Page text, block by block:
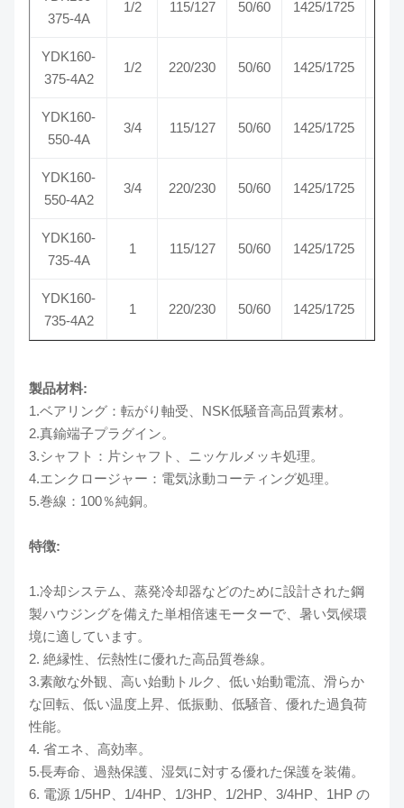
375-4A
1/2 115/127 50/60 1425/1725
YDK160-
375-4A2
1/2 220/230 50/60 1425/1725
YDK160-
550-4A
3/4 115/127 50/60 1425/1725
YDK160-
550-4A2
3/4 220/230 50/60 1425/1725
YDK160-
735-4A
1 115/127 50/60 1425/1725
YDK160-
735-4A2
1 220/230 50/60 1425/1725
製品材料:
1.ベアリング：転がり軸受、NSK低騒音高品質素材。
2.真鍮端子プラグイン。
3.シャフト：片シャフト、ニッケルメッキ処理。
4.エンクロージャー：電気泳動コーティング処理。
5.巻線：100％純銅。
特徴:
1.冷却システム、蒸発冷却器などのために設計された鋼
製ハウジングを備えた単相倍速モーターで、暑い気候環
境に適しています。
2. 絶縁性、伝熱性に優れた高品質巻線。
3.素敵な外観、高い始動トルク、低い始動電流、滑らか
な回転、低い温度上昇、低振動、低騒音、優れた過負荷
性能。
4. 省エネ、高効率。
5.長寿命、過熱保護、湿気に対する優れた保護を装備。
6. 電源 1/5HP、1/4HP、1/3HP、1/2HP、3/4HP、1HP の